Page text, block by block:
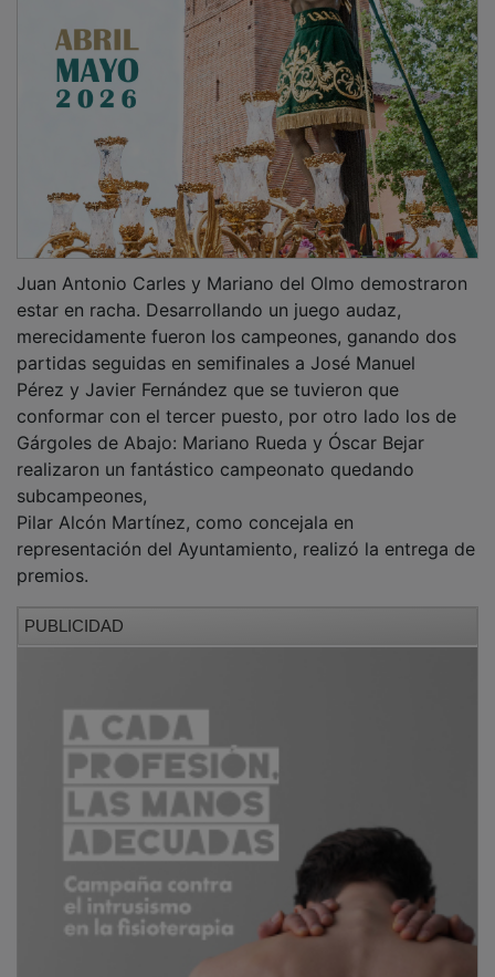
estar en racha. Desarrollando un juego audaz,
merecidamente fueron los campeones, ganando dos
partidas seguidas en semifinales a José Manuel
Pérez y Javier Fernández que se tuvieron que
conformar con el tercer puesto, por otro lado los de
Gárgoles de Abajo: Mariano Rueda y Óscar Bejar
realizaron un fantástico campeonato quedando
subcampeones,
Pilar Alcón Martínez, como concejala en
representación del Ayuntamiento, realizó la entrega de
premios.